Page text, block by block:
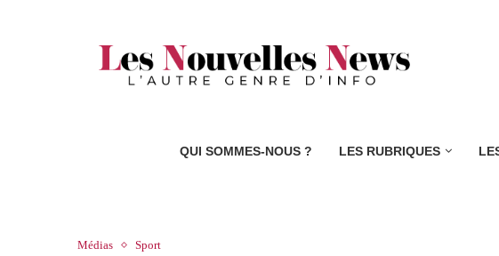
QUI SOMMES-NOUS ? LES RUBRIQUES
Médias Sport